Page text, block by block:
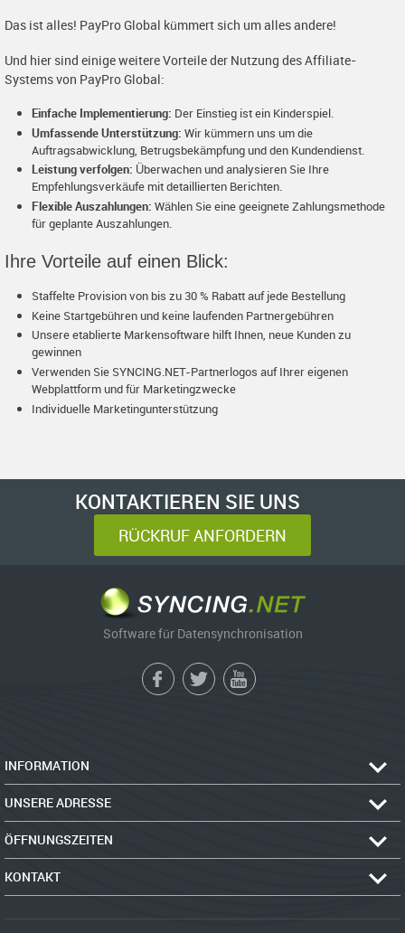
Das ist alles! PayPro Global kümmert sich um alles andere!
Und hier sind einige weitere Vorteile der Nutzung des Affiliate-
Systems von PayPro Global:
Einfache Implementierung: Der Einstieg ist ein Kinderspiel.
Umfassende Unterstützung: Wir kümmern uns um die
Auftragsabwicklung, Betrugsbekämpfung und den Kundendienst.
Leistung verfolgen: Überwachen und analysieren Sie Ihre
Empfehlungsverkäufe mit detaillierten Berichten.
Flexible Auszahlungen: Wählen Sie eine geeignete Zahlungsmethode
für geplante Auszahlungen.
Ihre Vorteile auf einen Blick:
Staffelte Provision von bis zu 30 % Rabatt auf jede Bestellung
Keine Startgebühren und keine laufenden Partnergebühren
Unsere etablierte Markensoftware hilft Ihnen, neue Kunden zu
gewinnen
Verwenden Sie SYNCING.NET-Partnerlogos auf Ihrer eigenen
Webplattform und für Marketingzwecke
Individuelle Marketingunterstützung
KONTAKTIEREN SIE UNS
RÜCKRUF ANFORDERN
Software für Datensynchronisation
INFORMATION
UNSERE ADRESSE
ÖFFNUNGSZEITEN
KONTAKT